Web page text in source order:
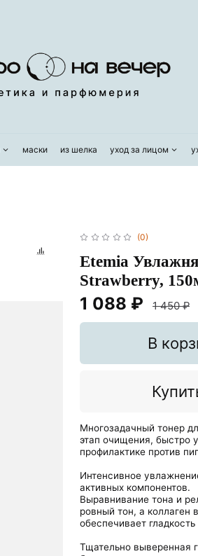
маски из шелка уход за лицом
(0)
Etemia
Strawberry,
1 088 ₽ 1 450 ₽
В
Многозадачный тонер
этап очищения, быстро
профилактике против
Интенсивное
активных компонентов.
Выравнивание тона и
ровный тон, а коллаген
обеспечивает
Тщательно выверенная